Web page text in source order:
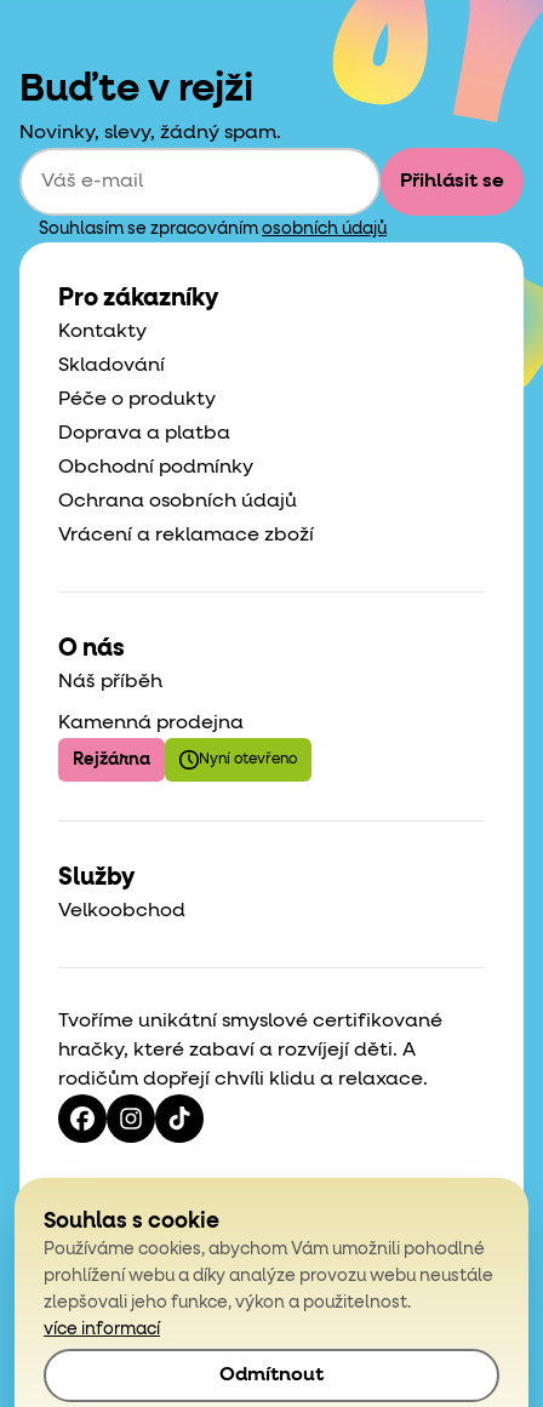
Buďte v rejži
Novinky, slevy, žádný spam.
Přihlásit se
Souhlasím se zpracováním osobních údajů
Tvoříme unikátní smyslové certifikované
hračky, které zabaví a rozvíjejí děti. A
rodičům dopřejí chvíli klidu a relaxace.
Pro zákazníky
Kontakty
Skladování
Péče o produkty
Doprava a platba
Obchodní podmínky
Ochrana osobních údajů
Vrácení a reklamace zboží
O nás
Náš příběh
Kamenná prodejna
Rejžárna Nyní otevřeno
Služby
Velkoobchod
4,9
z celkem 200 hodnocení
© 2026, Mámy v rejži. Všechna práva vyhrazena.
Souhlas s cookie
Používáme cookies, abychom Vám umožnili pohodlné
prohlížení webu a díky analýze provozu webu neustále
zlepšovali jeho funkce, výkon a použitelnost.
více informací
Odmítnout